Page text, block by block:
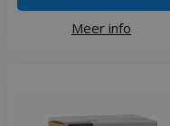
Meer info